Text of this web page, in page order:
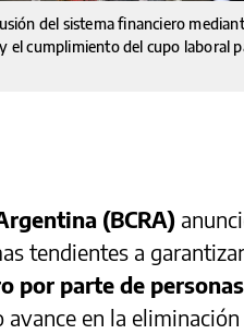
del sistema financiero
el cumplimiento del cupo laboral
(BCRA)
tendientes a
por parte de
avance en la